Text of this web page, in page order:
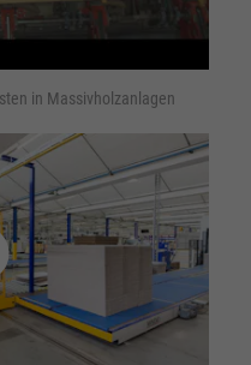
in Massivholzanlagen